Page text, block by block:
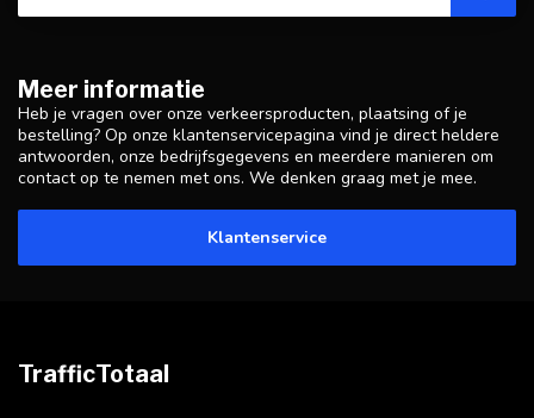
Meer informatie
Heb je vragen over onze verkeersproducten, plaatsing of je
bestelling? Op onze klantenservicepagina vind je direct heldere
antwoorden, onze bedrijfsgegevens en meerdere manieren om
contact op te nemen met ons. We denken graag met je mee.
Klantenservice
TrafficTotaal